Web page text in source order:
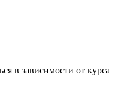
в зависимости от курса